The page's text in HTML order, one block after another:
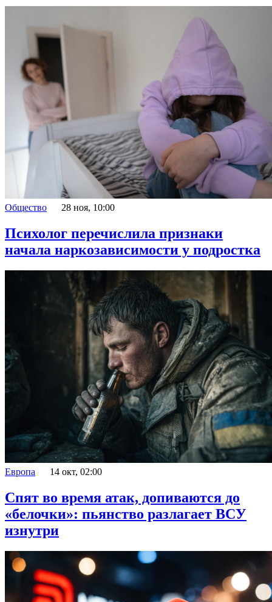
Общество 28 ноя, 10:00
Психолог перечислила признаки
начала наркозависимости у подростка
Европа 14 окт, 02:00
Спят во время атак, допиваются до
«белочки»: пьянство разлагает ВСУ
изнутри